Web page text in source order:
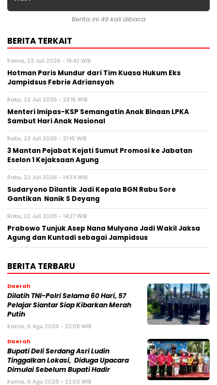
Berita ini 49 kali dibaca
BERITA TERKAIT
Kamis, 23 Juli 2026 - 19:42 WIB
Hotman Paris Mundur dari Tim Kuasa Hukum Eks
Jampidsus Febrie Adriansyah
Rabu, 22 Juli 2026 - 23:15 WIB
Menteri Imipas-KSP Semangatin Anak Binaan LPKA
Sambut Hari Anak Nasional
Rabu, 22 Juli 2026 - 21:16 WIB
3 Mantan Pejabat Kejati Sumut Promosi ke Jabatan
Eselon 1 Kejaksaan Agung
Rabu, 22 Juli 2026 - 14:34 WIB
Sudaryono Dilantik Jadi Kepala BGN Rabu Sore
Gantikan Nanik S Deyang
Rabu, 22 Juli 2026 - 14:27 WIB
Prabowo Tunjuk Asep Nana Mulyana Jadi Wakil Jaksa
Agung dan Kuntadi sebagai Jampidsus
BERITA TERBARU
Daerah
Dilatih TNI-Polri Selama 60 Hari, 57
Pelajar Siantar Siap Kibarkan Merah
Putih
Kamis, 6 Agu 2026 - 22:08 WIB
Daerah
Bupati Deli Serdang Asri Ludin
Tinggalkan Lokasi, Diduga Upacara
Dimulai Sebelum Bupati Hadir
Kamis, 6 Agu 2026 - 22:03 WIB